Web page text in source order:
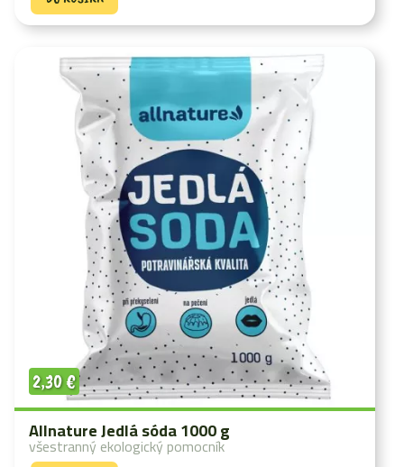
Allnature Jedlá sóda 1000 g
2,30€
všestranný ekologický pomocník